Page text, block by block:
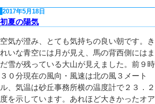
2017年5月18日
初夏の陽気
空気が澄み、とても気持ちの良い朝です。き
れいな青空には月が見え、馬の背西側にはま
だ雪が残っている大山が見えました。前９時
３０分現在の風向・風速は北の風３メート
ル、気温は砂丘事務所横の温度計で２３．２
度を示しています。あれほど大きかったオア